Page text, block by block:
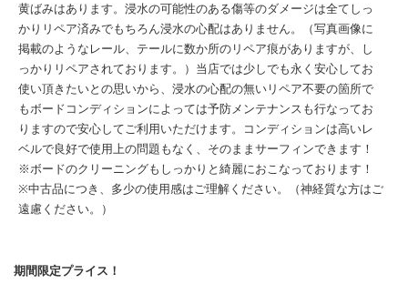
黄ばみはあります。浸水の可能性のある傷等のダメージは全てしっ
かりリペア済みでもちろん浸水の心配はありません。（写真画像に
掲載のようなレール、テールに数か所のリペア痕がありますが、し
っかりリペアされております。）当店では少しでも永く安心してお
使い頂きたいとの思いから、浸水の心配の無いリペア不要の箇所で
もボードコンディションによっては予防メンテナンスも行なってお
りますので安心してご利用いただけます。コンディションは高いレ
ベルで良好で使用上の問題もなく、そのままサーフィンできます！
※ボードのクリーニングもしっかりと綺麗におこなっております！
※中古品につき、多少の使用感はご理解ください。（神経質な方はご
遠慮ください。）
期間限定プライス！